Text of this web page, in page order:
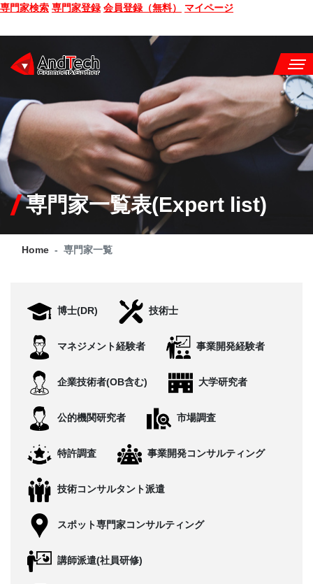
専門家検索 専門家登録 会員登録（無料） マイページ
SEMINAR
BOOK
CONSULTING
SERVICE
Q&A
CONTACT
専門家一覧表(Expert list)
Home 専門家一覧
博士(DR) 技術士
マネジメント経験者 事業開発経験者
企業技術者(OB含む) 大学研究者
公的機関研究者 市場調査
特許調査 事業開発コンサルティング
技術コンサルタント派遣
スポット専門家コンサルティング
講師派遣(社員研修)